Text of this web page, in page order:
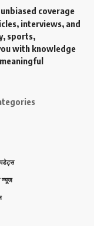
coverage
interviews, and
sports,
with knowledge
न्यूज